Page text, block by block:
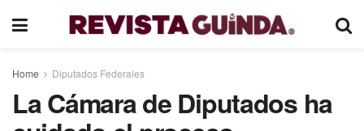
Home Diputados Federales
La Cámara de Diputados ha